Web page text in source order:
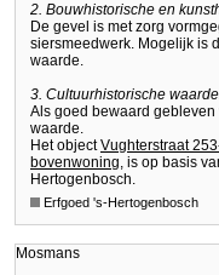
2. Bouwhistorische en
De gevel is met zorg
siersmeedwerk. Mogelijk is
waarde.
3. Cultuurhistorische
Als goed bewaard
waarde.
Het objectVughterstraat
bovenwoning, is op basis
Hertogenbosch.
Erfgoed 's-Hertogenbosch
Mosmans